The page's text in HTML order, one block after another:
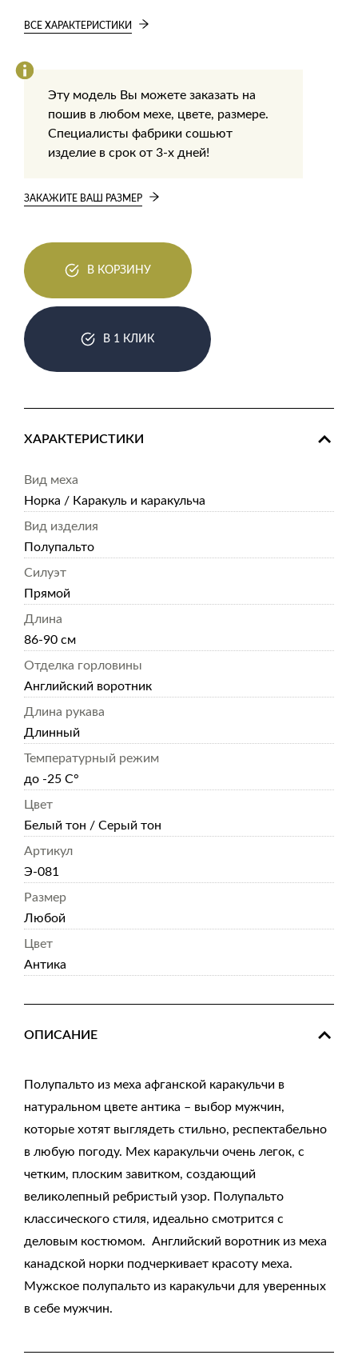
ВСЕ ХАРАКТЕРИСТИКИ
Эту модель Вы можете заказать на
пошив в любом мехе, цвете, размере.
Специалисты фабрики сошьют
изделие в срок от 3-х дней!
ЗАКАЖИТЕ ВАШ РАЗМЕР
В КОРЗИНУ
В 1 КЛИК
ХАРАКТЕРИСТИКИ
Вид меха
Норка / Каракуль и каракульча
Вид изделия
Полупальто
Силуэт
Прямой
Длина
86-90 см
Отделка горловины
Английский воротник
Длина рукава
Длинный
Температурный режим
до -25 С°
Цвет
Белый тон / Серый тон
Артикул
Э-081
Размер
Любой
Цвет
Антика
ОПИСАНИЕ
Полупальто из меха афганской каракульчи в
натуральном цвете антика – выбор мужчин,
которые хотят выглядеть стильно, респектабельно
в любую погоду. Мех каракульчи очень легок, с
четким, плоским завитком, создающий
великолепный ребристый узор. Полупальто
классического стиля, идеально смотрится с
деловым костюмом. Английский воротник из меха
канадской норки подчеркивает красоту меха.
Мужское полупальто из каракульчи для уверенных
в себе мужчин.